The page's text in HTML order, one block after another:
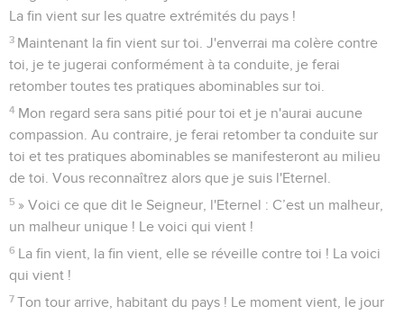
La fin vient sur les quatre extrémités du pays !
3 Maintenant la fin vient sur toi. J'enverrai ma colère contre
toi, je te jugerai conformément à ta conduite, je ferai
retomber toutes tes pratiques abominables sur toi.
4 Mon regard sera sans pitié pour toi et je n'aurai aucune
compassion. Au contraire, je ferai retomber ta conduite sur
toi et tes pratiques abominables se manifesteront au milieu
de toi. Vous reconnaîtrez alors que je suis l'Eternel.
5 » Voici ce que dit le Seigneur, l'Eternel : C’est un malheur,
un malheur unique ! Le voici qui vient !
6 La fin vient, la fin vient, elle se réveille contre toi ! La voici
qui vient !
7 Ton tour arrive, habitant du pays ! Le moment vient, le jour